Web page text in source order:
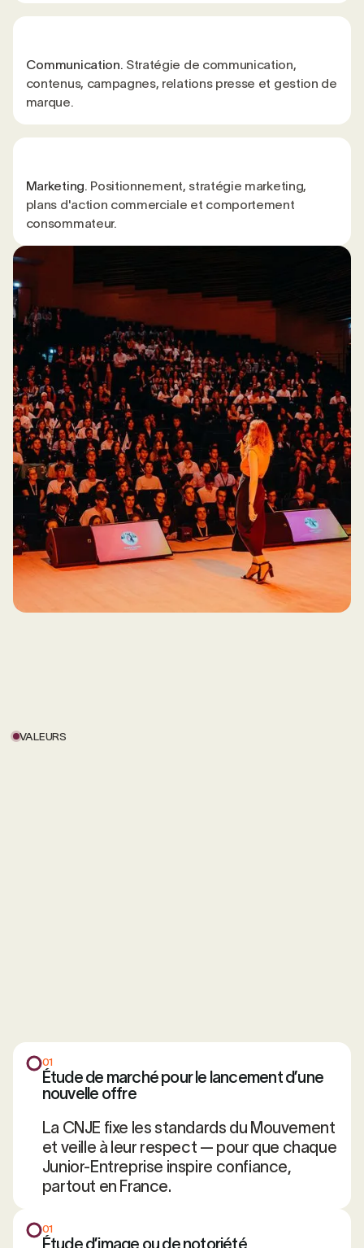
Communication. Stratégie de communication,
contenus, campagnes, relations presse et gestion de
marque.
Marketing. Positionnement, stratégie marketing,
plans d'action commerciale et comportement
consommateur.
VALEURS
01
Étude de marché pour le lancement d’une
nouvelle offre
La CNJE fixe les standards du Mouvement
et veille à leur respect — pour que chaque
Junior-Entreprise inspire confiance,
partout en France.
01
Étude d’image ou de notoriété